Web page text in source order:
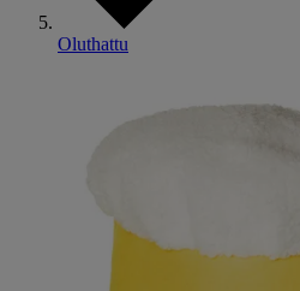
Oluthattu